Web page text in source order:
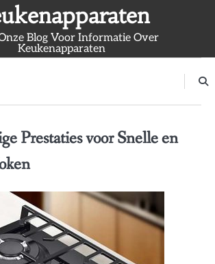
Blog Voor Informatie Over
Keukenapparaten
Prestaties voor Snelle en